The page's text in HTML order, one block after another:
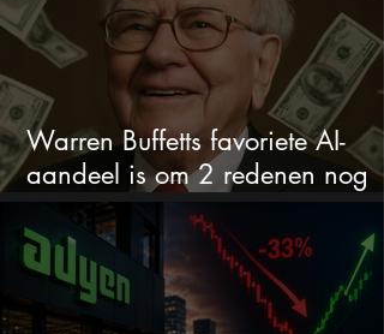
Warren Buffetts favoriete AI-
aandeel is om 2 redenen nog
steeds koopwaardig